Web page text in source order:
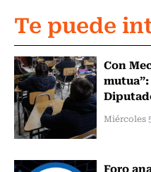
Te puede
Con
Miércoles
Foro